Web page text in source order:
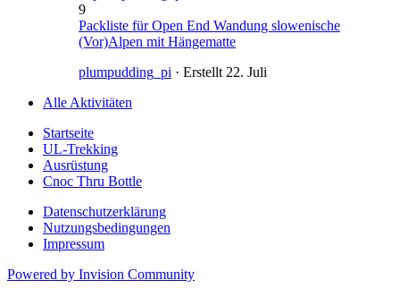
9
Packliste für Open End Wandung slowenische
(Vor)Alpen mit Hängematte
plumpudding_pi · Erstellt 22. Juli
Alle Aktivitäten
Startseite
UL-Trekking
Ausrüstung
Cnoc Thru Bottle
Datenschutzerklärung
Nutzungsbedingungen
Impressum
Powered by Invision Community